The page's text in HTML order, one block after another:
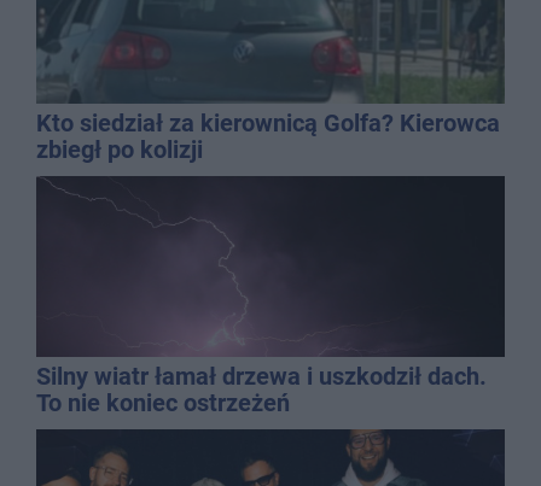
Kto siedział za kierownicą Golfa? Kierowca
zbiegł po kolizji
Silny wiatr łamał drzewa i uszkodził dach.
To nie koniec ostrzeżeń